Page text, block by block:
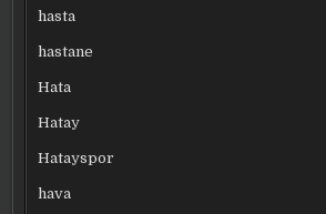
hasta
hastane
Hata
Hatay
Hatayspor
hava